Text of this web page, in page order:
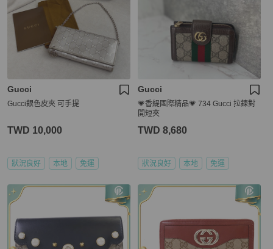
Gucci
Gucci銀色皮夾 可手提
TWD 10,000
狀況良好 本地 免運
Gucci
💗香緹國際精品💗 734 Gucci 拉鍊對
開短夾
TWD 8,680
狀況良好 本地 免運